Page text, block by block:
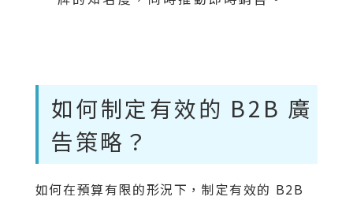
如何制定有效的 B2B 廣
告策略？
如何在預算有限的形況下，制定有效的 B2B